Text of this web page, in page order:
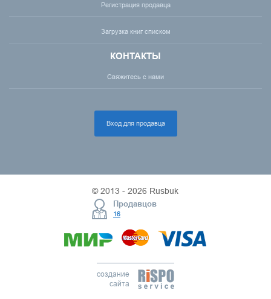
Регистрация продавца
Загрузка книг списком
КОНТАКТЫ
Свяжитесь с нами
Вход для продавца
© 2013 - 2026 Rusbuk
Продавцов
16
создание
сайта